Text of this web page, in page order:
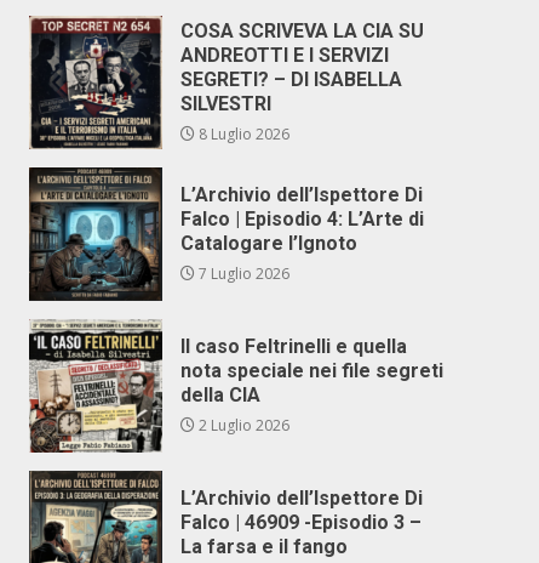
COSA SCRIVEVA LA CIA SU
ANDREOTTI E I SERVIZI
SEGRETI? – DI ISABELLA
SILVESTRI
8 Luglio 2026
L’Archivio dell’Ispettore Di
Falco | Episodio 4: L’Arte di
Catalogare l’Ignoto
7 Luglio 2026
Il caso Feltrinelli e quella
nota speciale nei file segreti
della CIA
2 Luglio 2026
L’Archivio dell’Ispettore Di
Falco | 46909 -Episodio 3 –
La farsa e il fango